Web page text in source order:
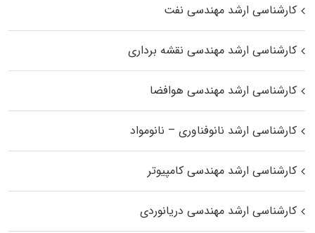
کارشناسی ارشد مهندسی نفت
کارشناسی ارشد مهندسی نقشه برداری
کارشناسی ارشد مهندسی هوافضا
کارشناسی ارشد نانوفناوری – نانومواد
کارشناسی ارشد مهندسی کامپیوتر
کارشناسی ارشد مهندسی دریانوردی